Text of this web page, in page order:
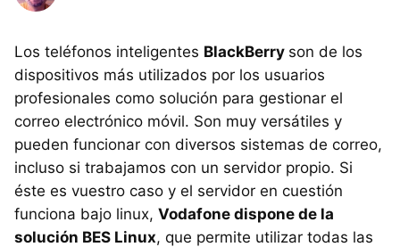
Los teléfonos inteligentes BlackBerry son de los
dispositivos más utilizados por los usuarios
profesionales como solución para gestionar el
correo electrónico móvil. Son muy versátiles y
pueden funcionar con diversos sistemas de correo,
incluso si trabajamos con un servidor propio. Si
éste es vuestro caso y el servidor en cuestión
funciona bajo linux, Vodafone dispone de la
solución BES Linux, que permite utilizar todas las